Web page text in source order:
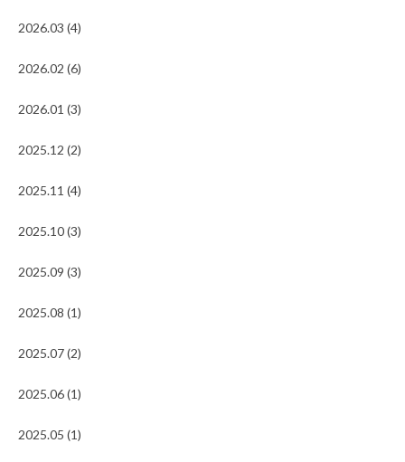
2026.03 (4)
2026.02 (6)
2026.01 (3)
2025.12 (2)
2025.11 (4)
2025.10 (3)
2025.09 (3)
2025.08 (1)
2025.07 (2)
2025.06 (1)
2025.05 (1)